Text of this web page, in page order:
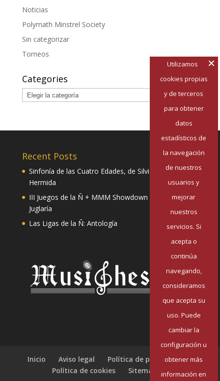
Noticias
Polymath Minstrel Society
Sin categorizar
Torneos
Categories
Categories
Recent Posts
Sinfonía de las Cuatro Edades, de Silvia Pazos
Hermida
III Juegos de la Ñ + MMM Showdown II: Mester de
Juglaría
Las Ligas de la Ñ: Antología
Inicio Aviso legal
Política de privacidad
Política de cookies
Sitemap
Utilizamos
cookies propias
y de terceros
para obtener
datos
estadísticos de
la navegación
de nuestros
usuarios y
mejorar
nuestros
servicios. Si
acepta o
continúa
navegando,
consideramos
que acepta su
uso. Puede
cambiar la
configuración u
obtener más
información en